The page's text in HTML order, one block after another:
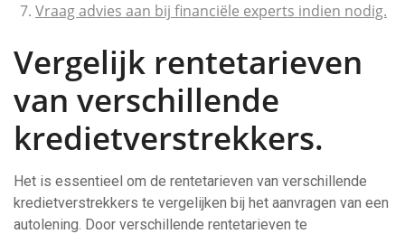
Vraag advies aan bij financiële experts indien nodig.
Vergelijk rentetarieven
van verschillende
kredietverstrekkers.
Het is essentieel om de rentetarieven van verschillende
kredietverstrekkers te vergelijken bij het aanvragen van een
autolening. Door verschillende rentetarieven te